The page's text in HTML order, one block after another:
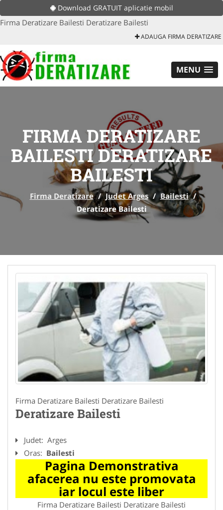
Download GRATUIT aplicatie mobil
Firma Deratizare Bailesti Deratizare Bailesti
ADAUGA FIRMA DERATIZARE
MENU
FIRMA DERATIZARE
BAILESTI DERATIZARE
BAILESTI
Firma Deratizare / Judet Arges / Bailesti /
Deratizare Bailesti
Firma Deratizare Bailesti Deratizare Bailesti
Deratizare Bailesti
Judet: Arges
Oras: Bailesti
Pagina Demonstrativa
afacerea nu este promovata
iar locul este liber
Firma Deratizare Bailesti Deratizare Bailesti